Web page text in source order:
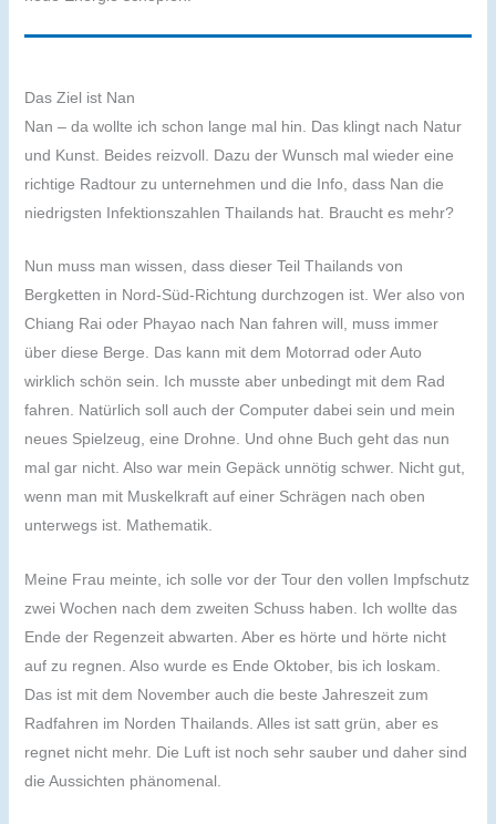
Das Ziel ist Nan
Nan – da wollte ich schon lange mal hin. Das klingt nach Natur
und Kunst. Beides reizvoll. Dazu der Wunsch mal wieder eine
richtige Radtour zu unternehmen und die Info, dass Nan die
niedrigsten Infektionszahlen Thailands hat. Braucht es mehr?
Nun muss man wissen, dass dieser Teil Thailands von
Bergketten in Nord-Süd-Richtung durchzogen ist. Wer also von
Chiang Rai oder Phayao nach Nan fahren will, muss immer
über diese Berge. Das kann mit dem Motorrad oder Auto
wirklich schön sein. Ich musste aber unbedingt mit dem Rad
fahren. Natürlich soll auch der Computer dabei sein und mein
neues Spielzeug, eine Drohne. Und ohne Buch geht das nun
mal gar nicht. Also war mein Gepäck unnötig schwer. Nicht gut,
wenn man mit Muskelkraft auf einer Schrägen nach oben
unterwegs ist. Mathematik.
Meine Frau meinte, ich solle vor der Tour den vollen Impfschutz
zwei Wochen nach dem zweiten Schuss haben. Ich wollte das
Ende der Regenzeit abwarten. Aber es hörte und hörte nicht
auf zu regnen. Also wurde es Ende Oktober, bis ich loskam.
Das ist mit dem November auch die beste Jahreszeit zum
Radfahren im Norden Thailands. Alles ist satt grün, aber es
regnet nicht mehr. Die Luft ist noch sehr sauber und daher sind
die Aussichten phänomenal.